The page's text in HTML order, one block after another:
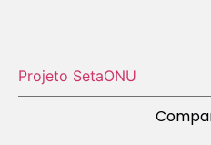
Projeto SetaONU